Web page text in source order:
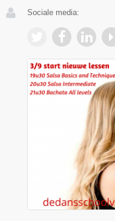
Sociale media: